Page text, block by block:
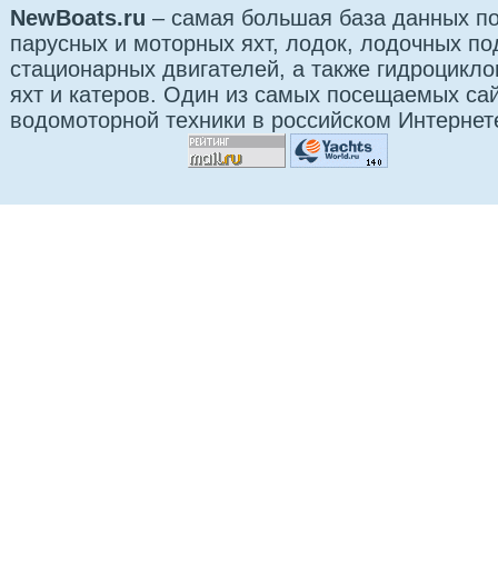
NewBoats.ru – самая большая база данных
парусных и моторных яхт, лодок, лодочных
стационарных двигателей, а также
яхт и катеров. Один из самых посещаемых
водомоторной техники в российском